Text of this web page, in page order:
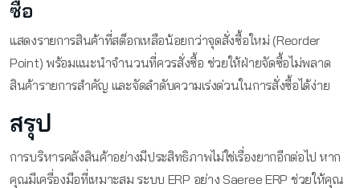
ซื้อ
แสดงรายการสินค้าที่สต็อกเหลือน้อยกว่าจุดสั่งซื้อใหม่ (Reorder
Point) พร้อมแนะนำจำนวนที่ควรสั่งซื้อ ช่วยให้ฝ่ายจัดซื้อไม่พลาด
สินค้ารายการสำคัญ และจัดลำดับความเร่งด่วนในการสั่งซื้อได้ง่าย
สรุป
การบริหารคลังสินค้าอย่างมีประสิทธิภาพไม่ใช่เรื่องยากอีกต่อไป หาก
คุณมีเครื่องมือที่เหมาะสม ระบบ ERP อย่าง Saeree ERP ช่วยให้คุณ